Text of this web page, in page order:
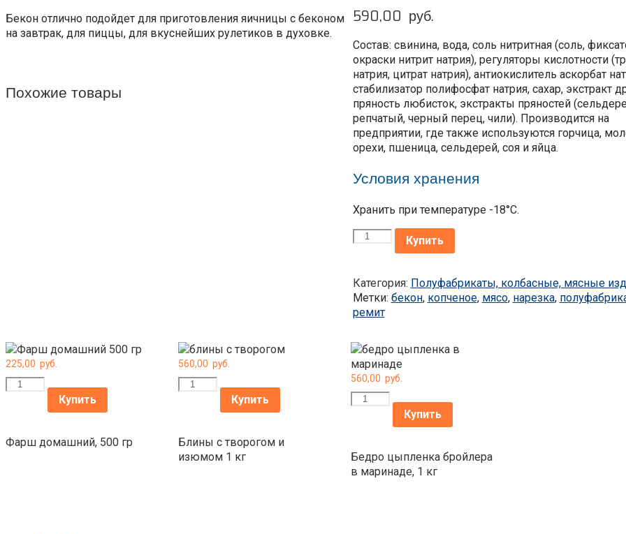
590,00 руб.
Состав: свинина, вода, соль нитритная (соль,
окраски нитрит натрия), регуляторы кислотности
натрия, цитрат натрия), антиокислитель аскорбат
стабилизатор полифосфат натрия, сахар, экстракт
пряность любисток, экстракты пряностей
репчатый, черный перец, чили). Производится на
предприятии, где также используются горчица,
орехи, пшеница, сельдерей, соя и яйца.
Условия хранения
Хранить при температуре -18°С.
КоличествоКупить
Категория: Полуфабрикаты, колбасные, мясные
Метки: бекон, копченое, мясо, нарезка,
ремит
Бекон отлично подойдет для приготовления яичницы с беконом
на завтрак, для пиццы, для вкуснейших рулетиков в духовке.
Похожие товары
225,00 руб.
Количество
Купить
Фарш домашний, 500 гр
560,00 руб.
Количество
Купить
Блины с творогом и
изюмом 1 кг
560,00 руб.
Количество
Купить
Бедро цыпленка бройлера
в маринаде, 1 кг